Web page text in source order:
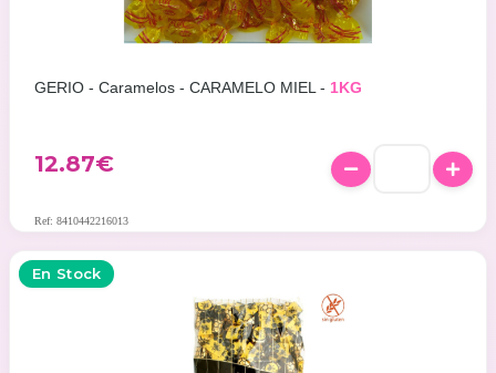
GERIO - Caramelos - CARAMELO MIEL - 1KG
12.87€
Ref: 8410442216013
En Stock